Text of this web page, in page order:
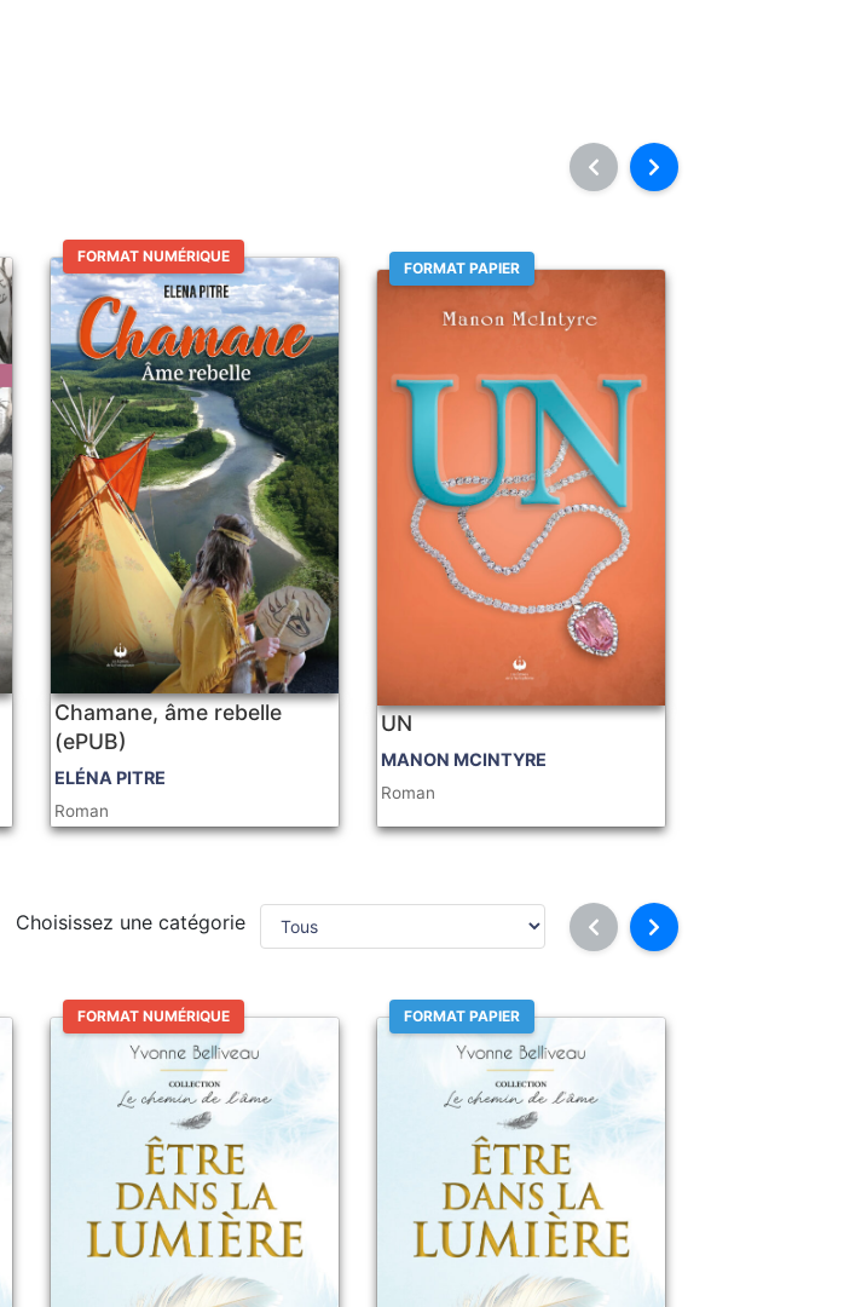
FORMAT NUMÉRIQUE
Chamane, âme rebelle
(ePUB)
ELÉNA PITRE
Roman
FORMAT PAPIER
UN
MANON MCINTYRE
Roman
Choisissez une catégorie
FORMAT NUMÉRIQUE FORMAT PAPIER